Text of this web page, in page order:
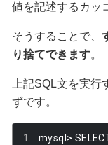
値を記述するカッ
そうすることで、
り捨てできます。
上記SQL文を実行
ずです。
mysql >